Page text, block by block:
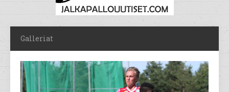
Galleriat